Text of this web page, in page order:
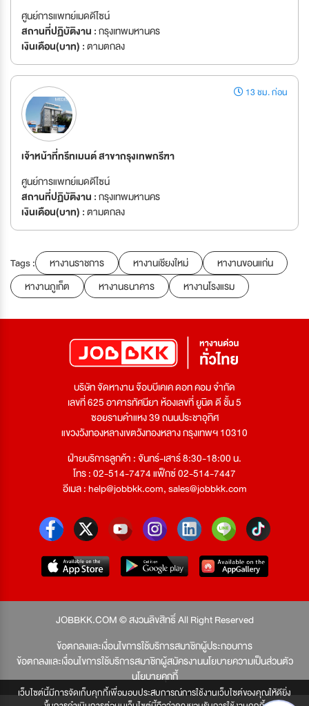
เว็บไซต์นี้มีการจัดเก็บคุกกี้เพื่อมอบประสบการณ์การใช้งานเว็บไซต์ของคุณให้ดียิ่ง
ศูนย์การแพทย์เมดดีไซน์
สถานที่ปฏิบัติงาน :กรุงเทพมหานคร
เงินเดือน(บาท) :ตามตกลง
13 ชม. ก่อน
เจ้าหน้าที่ทรีทเมนต์ สาขากรุงเทพกรีฑา
ศูนย์การแพทย์เมดดีไซน์
สถานที่ปฏิบัติงาน :กรุงเทพมหานคร
เงินเดือน(บาท) :ตามตกลง
Tags : หางานราชการ หางานเชียงใหม่
หางานขอนแก่น
หางานภูเก็ต
หางานธนาคาร หางานโรงแรม
บริษัท จัดหางาน จ๊อบบีเคเค ดอท คอม จำกัด
เลขที่ 625 อาคารทัศนียา ห้องเลขที่ ยูนิต ดี ชั้น 5
ซอยรามคำแหง 39 ถนนประชาอุทิศ
แขวงวังทองหลางเขตวังทองหลาง กรุงเทพฯ 10310
ฝ่ายบริการลูกค้า : จันทร์-เสาร์ 8:30-18:00 น.
โทร : 02-514-7474 แฟ็กซ์ 02-514-7447
อีเมล :help@jobbkk.com,sales@jobbkk.com
JOBBKK.COM © สงวนลิขสิทธิ์ All Right Reserved
ข้อตกลงและเงื่อนไขการใช้บริการสมาชิกผู้ประกอบการ
ข้อตกลงและเงื่อนไขการใช้บริการสมาชิกผู้สมัครงานนโยบายความเป็นส่วนตัว
นโยบายคุกกี้